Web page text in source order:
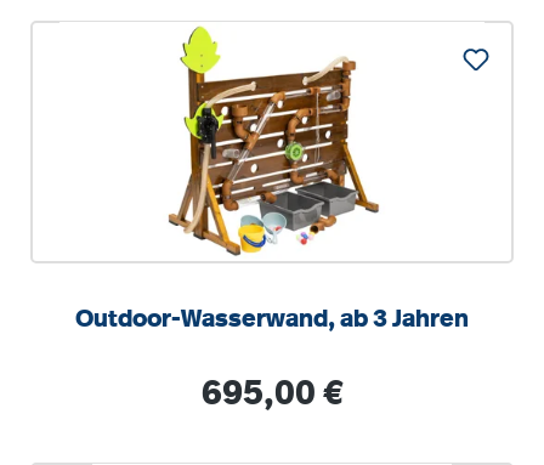
Outdoor-Wasserwand, ab 3 Jahren
Regulärer Preis:
695,00 €